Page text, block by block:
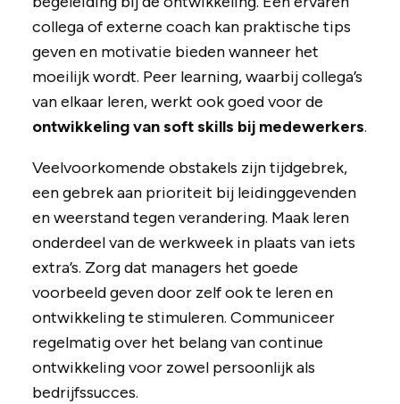
collega of externe coach kan praktische tips
geven en motivatie bieden wanneer het
moeilijk wordt. Peer learning, waarbij collega’s
van elkaar leren, werkt ook goed voor de
ontwikkeling van soft skills bij medewerkers.
Veelvoorkomende obstakels zijn tijdgebrek,
een gebrek aan prioriteit bij leidinggevenden
en weerstand tegen verandering. Maak leren
onderdeel van de werkweek in plaats van iets
extra’s. Zorg dat managers het goede
voorbeeld geven door zelf ook te leren en
ontwikkeling te stimuleren. Communiceer
regelmatig over het belang van continue
ontwikkeling voor zowel persoonlijk als
bedrijfssucces.